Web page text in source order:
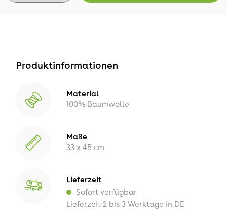
Produktinformationen
Material
100% Baumwolle
Maße
33 x 45 cm
Lieferzeit
Sofort verfügbar
Lieferzeit 2 bis 3 Werktage in DE